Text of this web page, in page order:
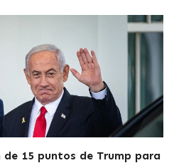
15 puntos de Trump para